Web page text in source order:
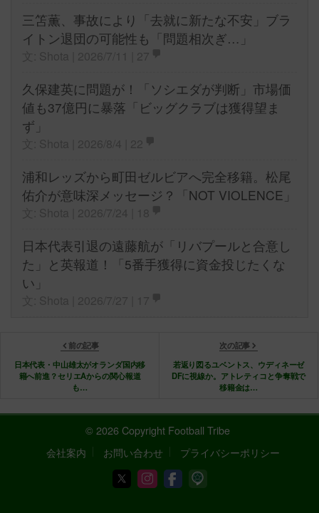
三笘薫、事故により「去就に新たな不安」ブラ
イトン退団の可能性も「問題相次ぎ…」
久保建英に問題が！「ソシエダが判断」市場価
値も37億円に暴落「ビッグクラブは獲得望ま
ず」
浦和レッズから町田ゼルビアへ完全移籍。松尾
佑介が意味深メッセージ？「NOT VIOLENCE」
日本代表引退の遠藤航が「リバプールと合意し
た」と英報道！「5番手獲得に資金投じたくな
い」
前の記事
日本代表・中山雄太がオランダ国内移
籍へ前進？セリエAからの関心報道
も…
次の記事
若返り図るユベントス、ウディネーゼ
DFに視線か。アトレティコと争奪戦で
移籍金は…
© 2026 Copyright Football Tribe
会社案内
お問い合わせ プライバシーポリシー